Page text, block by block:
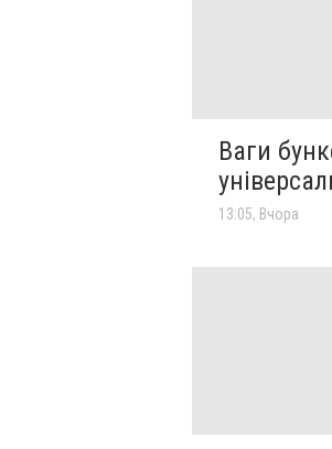
Ваги
13:05, Вчора